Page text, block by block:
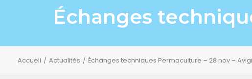
Échanges
Accueil Actualités Échanges techniques Permaculture – 28 nov –